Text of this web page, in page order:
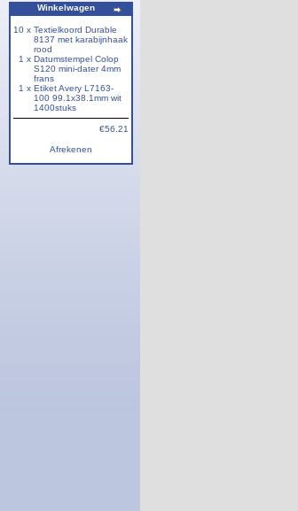
Winkelwagen
10 x Textielkoord Durable
8137 met karabijnhaak
rood
1 x Datumstempel Colop
S120 mini-dater 4mm
frans
1 x Etiket Avery L7163-
100 99.1x38.1mm wit
1400stuks
€56.21
Afrekenen